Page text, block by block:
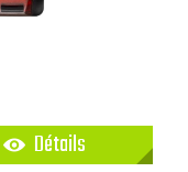
Détails